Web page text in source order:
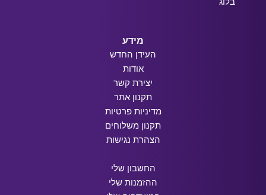
מידע
העידן החדש
אודות
יצירת קשר
תקנון אתר
מדיניות פרטיות
תקנון משלוחים
הצהרת נגישות
החשבון שלי
ההזמנות שלי